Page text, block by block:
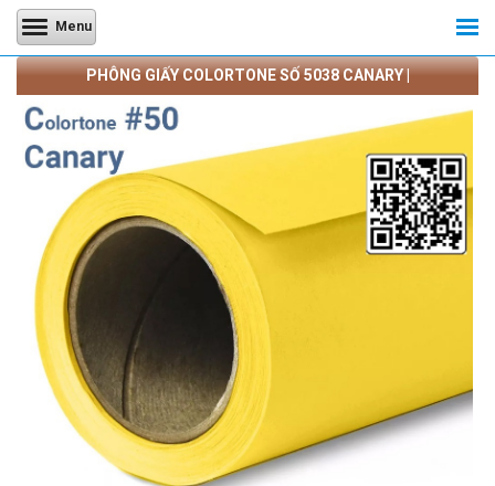
Menu
PHÔNG GIẤY COLORTONE SỐ 5038 CANARY |
CAMERATRANQUANG.COM